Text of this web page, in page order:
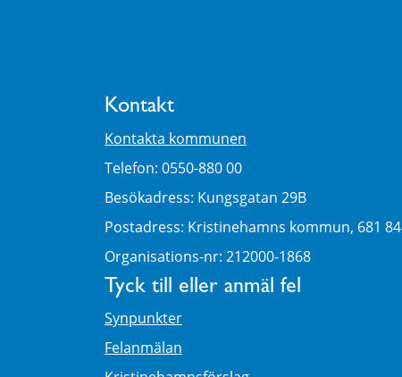
Kontakt
Kontakta kommunen
Telefon: 0550-880 00
Besökadress: Kungsgatan 29B
Postadress: Kristinehamns kommun, 681 84
Organisations-nr: 212000-1868
Tyck till eller anmäl fel
Synpunkter
Felanmälan